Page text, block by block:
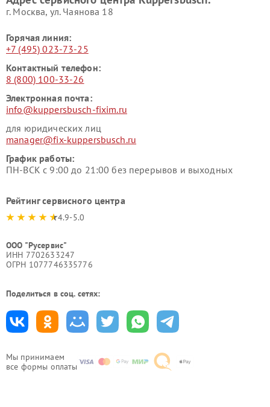
Мы принимаем
все формы оплаты
г. Москва, ул. Чаянова 18
Горячая линия:
+7 (495) 023-73-25
Контактный телефон:
8 (800) 100-33-26
Электронная почта:
info@kuppersbusch-fixim.ru
для юридических лиц
manager@fix-kuppersbusch.ru
График работы:
ПН-ВСК с 9:00 до 21:00 без перерывов и выходных
Рейтинг сервисного центра
4.9-5.0
ООО "Русервис"
ИНН 7702633247
ОГРН 1077746335776
Поделиться в соц. сетях: